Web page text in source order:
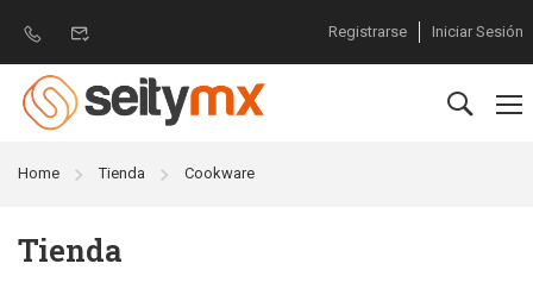
Registrarse Iniciar Sesión
Home Tienda Cookware
Tienda